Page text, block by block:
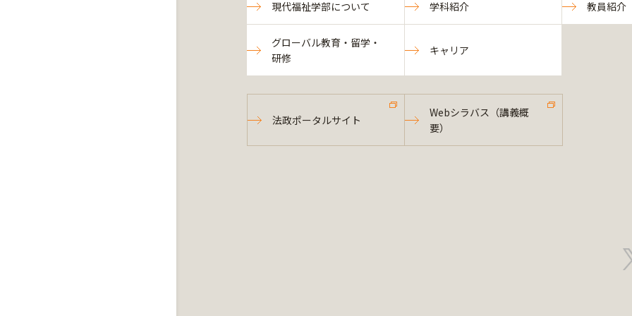
現代福祉学部について 学科紹介 教員紹介
グローバル教育・留学・
研修
キャリア
法政ポータルサイト
Webシラバス（講義概
要）